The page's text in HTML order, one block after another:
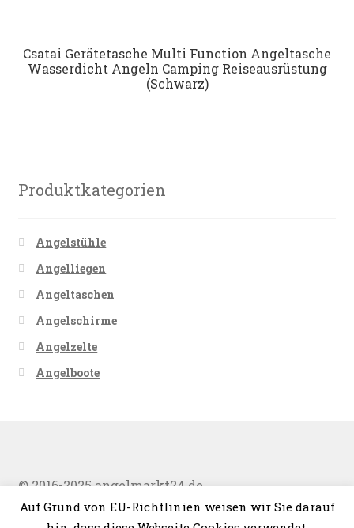
Csatai Gerätetasche Multi Function Angeltasche
Wasserdicht Angeln Camping Reiseausrüstung
(Schwarz)
Produktkategorien
Angelstühle
Angelliegen
Angeltaschen
Angelschirme
Angelzelte
Angelboote
© 2016-2025 angelmarkt24.de
Auf Grund von EU-Richtlinien weisen wir Sie darauf